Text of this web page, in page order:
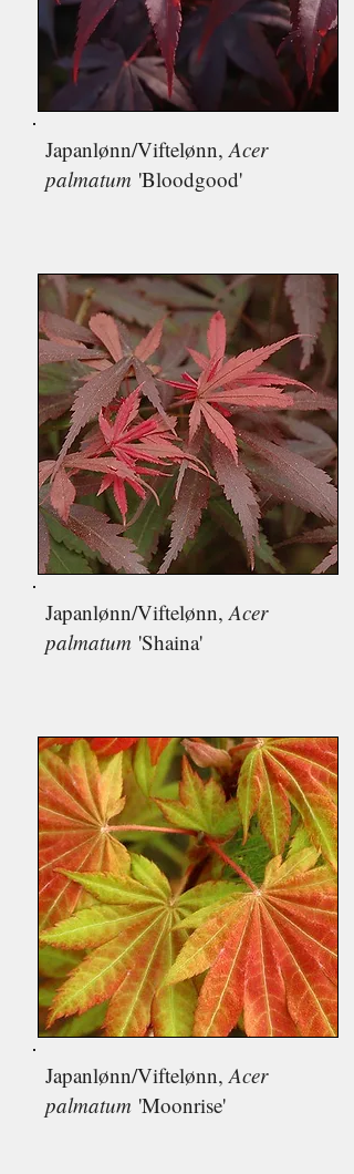
Japanlønn/Viftelønn,Acer
palmatum 'Bloodgood'
Japanlønn/Viftelønn,Acer
palmatum 'Shaina'
Japanlønn/Viftelønn,Acer
palmatum 'Moonrise'